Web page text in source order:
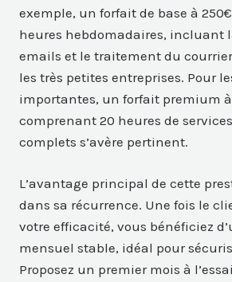
exemple, un forfait de base à
heures hebdomadaires, incluant
emails et le traitement du
les très petites entreprises. Pour
importantes, un forfait premium
comprenant 20 heures de
complets s’avère pertinent.
L’avantage principal de cette
dans sa récurrence. Une fois le
votre efficacité, vous bénéficiez
mensuel stable, idéal pour
Proposez un premier mois à